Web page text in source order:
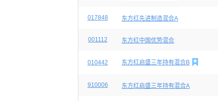
017848 东方红先进制造混合A
001112 东方红中国优势混合
010442 东方红启盛三年持有混合B 
910006 东方红启盛三年持有混合A